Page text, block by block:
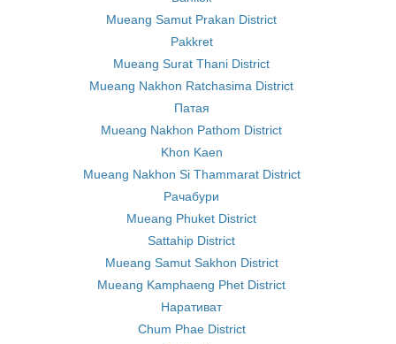
Mueang Samut Prakan District
Pakkret
Mueang Surat Thani District
Mueang Nakhon Ratchasima District
Патая
Mueang Nakhon Pathom District
Khon Kaen
Mueang Nakhon Si Thammarat District
Рачабури
Mueang Phuket District
Sattahip District
Mueang Samut Sakhon District
Mueang Kamphaeng Phet District
Наративат
Chum Phae District